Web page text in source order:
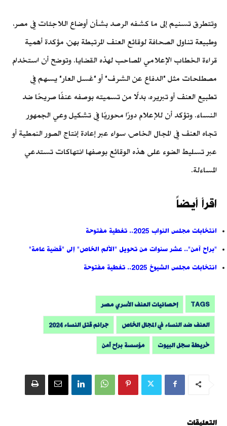
وتتطرق تسنيم إلى ما كشفه الرصد بشأن أوضاع اللاجئات في مصر،
وطبيعة تناول الصحافة لوقائع العنف المرتبطة بهن، مؤكدة أهمية
قراءة الخطاب الإعلامي المصاحب لهذه القضايا. وتوضح أن استخدام
مصطلحات مثل "الدفاع عن الشرف" أو "غسل العار" يسهم في
تطبيع العنف أو تبريره، بدلًا من تسميته بوصفه عنفًا صريحًا ضد
النساء. وتؤكد أن للإعلام دورًا محوريًا في تشكيل وعي الجمهور
تجاه العنف في المجال الخاص، سواء عبر إعادة إنتاج الصور النمطية أو
عبر تسليط الضوء على هذه الوقائع بوصفها انتهاكات تستدعي
المساءلة.
اقرأ أيضاً
انتخابات مجلس النواب 2025.. تغطية مفتوحة
"براح آمن".. عشر سنوات من تحويل "الألم الخاص" إلى "قضية عامة"
انتخابات مجلس الشيوخ 2025.. تغطية مفتوحة
TAGS إحصائيات العنف الأسري مصر
العنف ضد النساء في المجال الخاص جرائم قتل النساء 2024
خريطة سجل البيوت مؤسسة براح آمن
التعليقات